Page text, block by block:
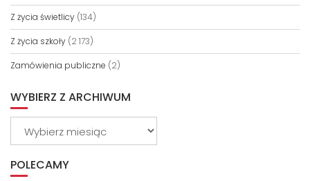
Z życia świetlicy (134)
Z życia szkoły (2 173)
Zamówienia publiczne (2)
WYBIERZ Z ARCHIWUM
POLECAMY